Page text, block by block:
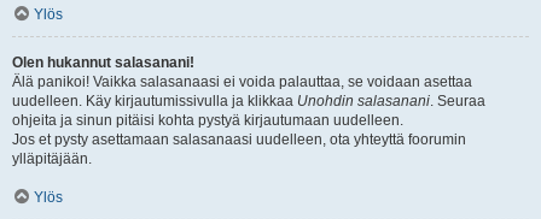
Ylös
Olen hukannut salasanani!
Älä panikoi! Vaikka salasanaasi ei voida palauttaa, se voidaan asettaa
uudelleen. Käy kirjautumissivulla ja klikkaa Unohdin salasanani. Seuraa
ohjeita ja sinun pitäisi kohta pystyä kirjautumaan uudelleen.
Jos et pysty asettamaan salasanaasi uudelleen, ota yhteyttä foorumin
ylläpitäjään.
Ylös